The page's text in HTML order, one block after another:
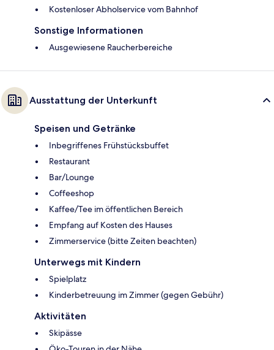
Kostenloser Abholservice vom Bahnhof
Sonstige Informationen
Ausgewiesene Raucherbereiche
Ausstattung der Unterkunft
Speisen und Getränke
Inbegriffenes Frühstücksbuffet
Restaurant
Bar/Lounge
Coffeeshop
Kaffee/Tee im öffentlichen Bereich
Empfang auf Kosten des Hauses
Zimmerservice (bitte Zeiten beachten)
Unterwegs mit Kindern
Spielplatz
Kinderbetreuung im Zimmer (gegen Gebühr)
Aktivitäten
Skipässe